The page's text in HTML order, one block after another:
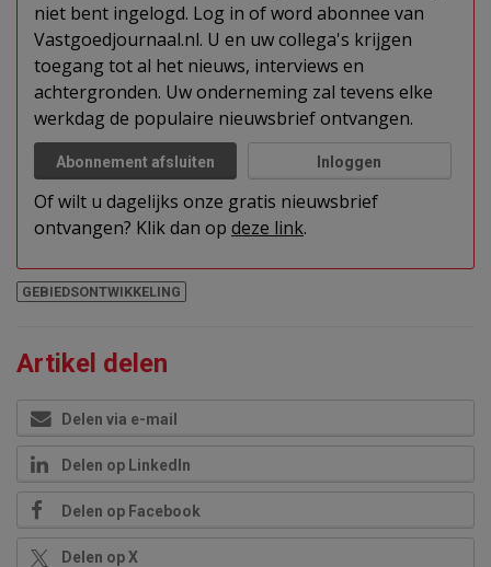
niet bent ingelogd. Log in of word abonnee van
Vastgoedjournaal.nl. U en uw collega's krijgen
toegang tot al het nieuws, interviews en
achtergronden. Uw onderneming zal tevens elke
werkdag de populaire nieuwsbrief ontvangen.
Abonnement afsluiten Inloggen
Of wilt u dagelijks onze gratis nieuwsbrief
ontvangen? Klik dan op deze link.
GEBIEDSONTWIKKELING
Artikel delen
Delen via e-mail
Delen op LinkedIn
Delen op Facebook
Delen op X